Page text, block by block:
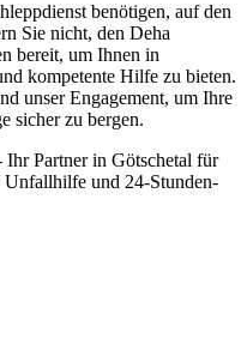
benötigen, auf den
Sie nicht, den Deha
bereit, um Ihnen in
kompetente Hilfe zu bieten.
unser Engagement, um Ihre
sicher zu bergen.
Ihr Partner in Götschetal für
und 24-Stunden-